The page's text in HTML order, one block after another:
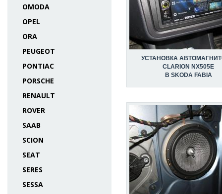
OMODA
OPEL
ORA
PEUGEOT
PONTIAC
PORSCHE
RENAULT
ROVER
SAAB
SCION
SEAT
SERES
SESSA
УСТАНОВКА
CLARION NX505E
В SKODA FABIA